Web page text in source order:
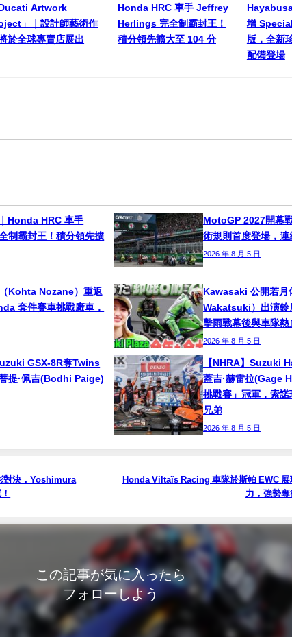
Ducati Artwork
」｜設計師藝術作
於全球專賣店展出
Honda HRC 車手 Jeffrey
Herlings 完全制霸封王！
積分領先擴大至 104 分
增
版，全新
配備登場
Honda HRC 車手
制霸封王！積分領先擴
MotoGP 2027開幕
術規則首度登場，
2026 年 8 月 5 日
Kohta Nozane）重返
套件賽車挑戰廠車，
Kawasaki 公開若月
Wakatsuki）出演鈴
擊雨戰幕後與車隊熱
2026 年 8 月 5 日
GSX-8R奪Twins
提·佩吉(Bodhi Paige)
【NHRA】Suzuki
蓋吉·赫雷拉(Gage
挑戰賽」冠軍，索
兄弟
2026 年 8 月 5 日
對決，Yoshimura
Honda Viltaïs Racing 車隊於斯帕 EWC 展
力，強勢奪
この記事が気に入ったら
フォローしよう